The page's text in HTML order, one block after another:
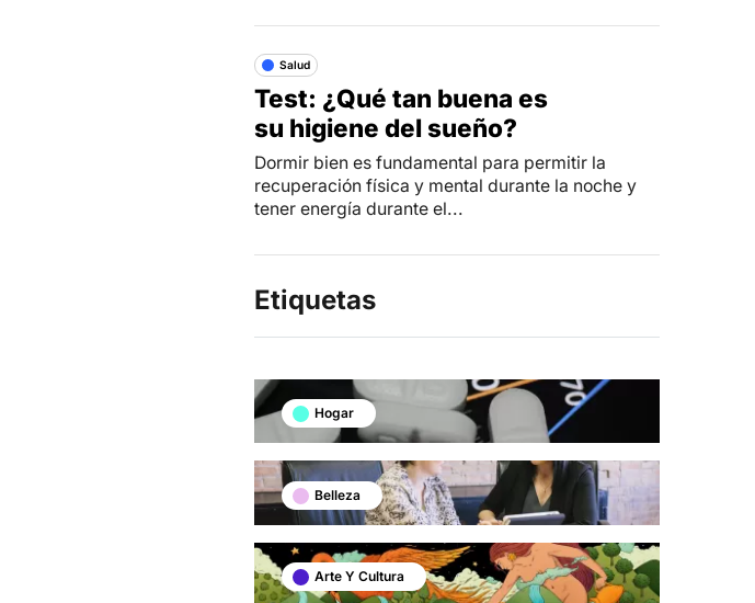
Salud
Test: ¿Qué tan buena es
su higiene del sueño?
Dormir bien es fundamental para permitir la
recuperación física y mental durante la noche y
tener energía durante el...
Etiquetas
Hogar
Belleza
Arte Y Cultura